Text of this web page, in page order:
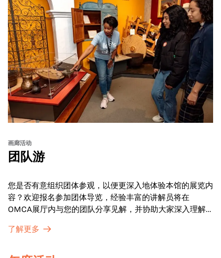
画廊活动
团队游
您是否有意组织团体参观，以便更深入地体验本馆的展览内
容？欢迎报名参加团体导览，经验丰富的讲解员将在
OMCA展厅内与您的团队分享见解，并协助大家深入理解
了解更多